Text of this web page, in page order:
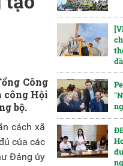
Công
công Hội
bộ.
cách xã
của các
Đảng ủy